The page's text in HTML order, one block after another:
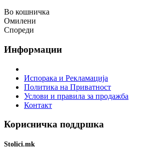
Во кошничка
Омилени
Спореди
Информации
Испорака и Рекламација
Политика на Приватност
Услови и правила за продажба
Контакт
Корисничка поддршка
Stolici.mk